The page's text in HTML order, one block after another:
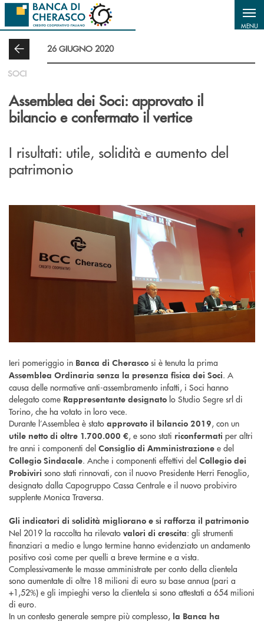
Salta al contenuto principale
MENU
26 GIUGNO 2020
SOCI
Assemblea dei Soci: approvato il
bilancio e confermato il vertice
I risultati: utile, solidità e aumento del
patrimonio
Ieri pomeriggio in Banca di Cherasco si è tenuta la prima
Assemblea Ordinaria senza la presenza fisica dei Soci. A
causa delle normative anti-assembramento infatti, i Soci hanno
delegato come Rappresentante designato lo Studio Segre srl di
Torino, che ha votato in loro vece.
Durante l’Assemblea è stato approvato il bilancio 2019, con un
utile netto di oltre 1.700.000 €, e sono stati riconfermati per altri
tre anni i componenti del Consiglio di Amministrazione e del
Collegio Sindacale. Anche i componenti effettivi del Collegio dei
Probiviri sono stati rinnovati, con il nuovo Presidente Herri Fenoglio,
designato dalla Capogruppo Cassa Centrale e il nuovo probiviro
supplente Monica Traversa.
Gli indicatori di solidità migliorano e si rafforza il patrimonio
Nel 2019 la raccolta ha rilevato valori di crescita: gli strumenti
finanziari a medio e lungo termine hanno evidenziato un andamento
positivo così come per quelli a breve termine e a vista.
Complessivamente le masse amministrate per conto della clientela
sono aumentate di oltre 18 milioni di euro su base annua (pari a
+1,52%) e gli impieghi verso la clientela si sono attestati a 654 milioni
di euro.
In un contesto generale sempre più complesso, la Banca ha